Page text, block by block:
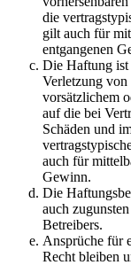
die
gilt auch für
entgangenen
Die Haftung ist
Verletzung
vorsätzlichem
auf die bei
Schäden und
auch für
Gewinn.
Die
auch
Betreibers.
Ansprüche für
Recht bleiben